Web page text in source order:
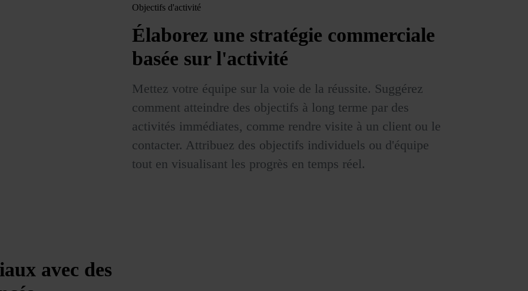
Objectifs d'activité
Élaborez une stratégie commerciale
basée sur l'activité
Mettez votre équipe sur la voie de la réussite. Suggérez
comment atteindre des objectifs à long terme par des
activités immédiates, comme rendre visite à un client ou le
contacter. Attribuez des objectifs individuels ou d'équipe
tout en visualisant les progrès en temps réel.
avec des